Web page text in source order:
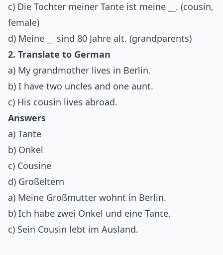
c) Die Tochter meiner Tante ist meine _
. (cousin,
female)
d) Meine _
sind 80 Jahre alt. (grandparents)
2. Translate to German
a) My grandmother lives in Berlin.
b) I have two uncles and one aunt.
c) His cousin lives abroad.
Answers
a) Tante
b) Onkel
c) Cousine
d) Großeltern
a) Meine Großmutter wohnt in Berlin.
b) Ich habe zwei Onkel und eine Tante.
c) Sein Cousin lebt im Ausland.